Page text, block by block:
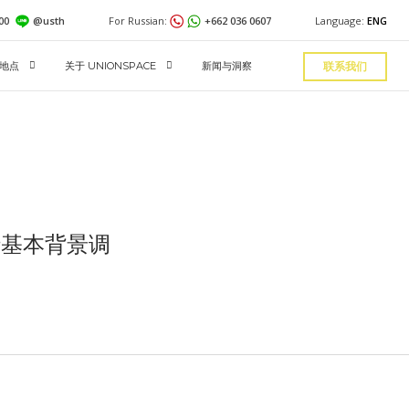
Language: ENG
For Russian: +662 036 0607
@usth
地点 关于 UNIONSPACE 新闻与洞察 联系我们
本背景调